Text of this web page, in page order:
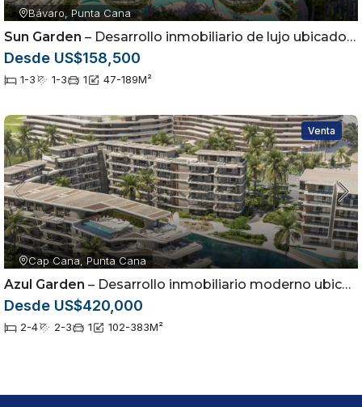
Bávaro, Punta Cana
Sun Garden – Desarrollo inmobiliario de lujo ubicado en Cabeza de Toro, Punta Cana
Desde US$158,500
1-3 1-3 1 47-189M²
Venta
Cap Cana, Punta Cana
Azul Garden – Desarrollo inmobiliario moderno ubicado en Cap Cana, Punta Cana
Desde US$420,000
2-4 2-3 1 102-383M²